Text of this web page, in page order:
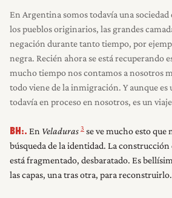
En Argentina somos todavía una
los pueblos originarios, las grandes
negación durante tanto tiempo, por
negra. Recién ahora se está recuperando
mucho tiempo nos contamos a nosotros
todo viene de la inmigración. Y aunque es
todavía en proceso en nosotros, es un
BH:. En Veladuras 3 se ve mucho esto que
búsqueda de la identidad. La construcción
está fragmentado, desbaratado. Es
las capas, una tras otra, para reconstruirlo.